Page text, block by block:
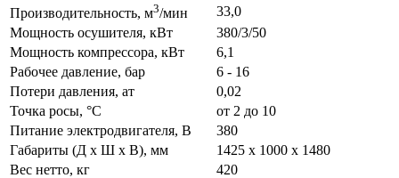
Производительность, м3/мин
33,0
Мощность осушителя, кВт
380/3/50
Мощность компрессора, кВт
6,1
Рабочее давление, бар
6 - 16
Потери давления, ат
0,02
Точка росы, °C
от 2 до 10
Питание электродвигателя, В
380
Габариты (Д х Ш х В), мм
1425 x 1000 x 1480
Вес нетто, кг
420